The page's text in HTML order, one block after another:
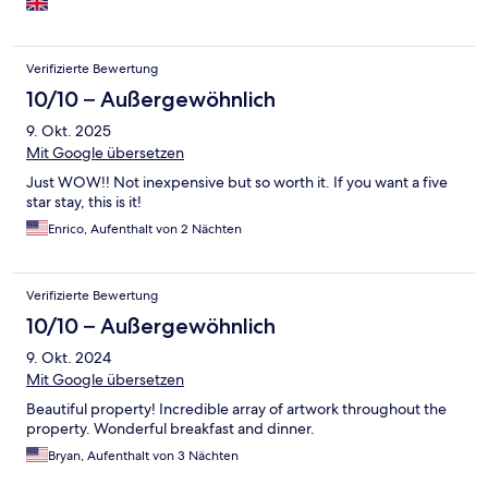
Verifizierte Bewertung
10/10 – Außergewöhnlich
9. Okt. 2025
Mit Google übersetzen
Just WOW!! Not inexpensive but so worth it. If you want a five
star stay, this is it!
Enrico, Aufenthalt von 2 Nächten
Verifizierte Bewertung
10/10 – Außergewöhnlich
9. Okt. 2024
Mit Google übersetzen
Beautiful property! Incredible array of artwork throughout the
property. Wonderful breakfast and dinner.
Bryan, Aufenthalt von 3 Nächten